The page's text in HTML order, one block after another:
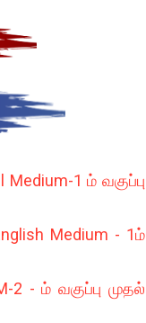
1 ம் வகுப்பு
Medium - 1ம்
- ம் வகுப்பு முதல்